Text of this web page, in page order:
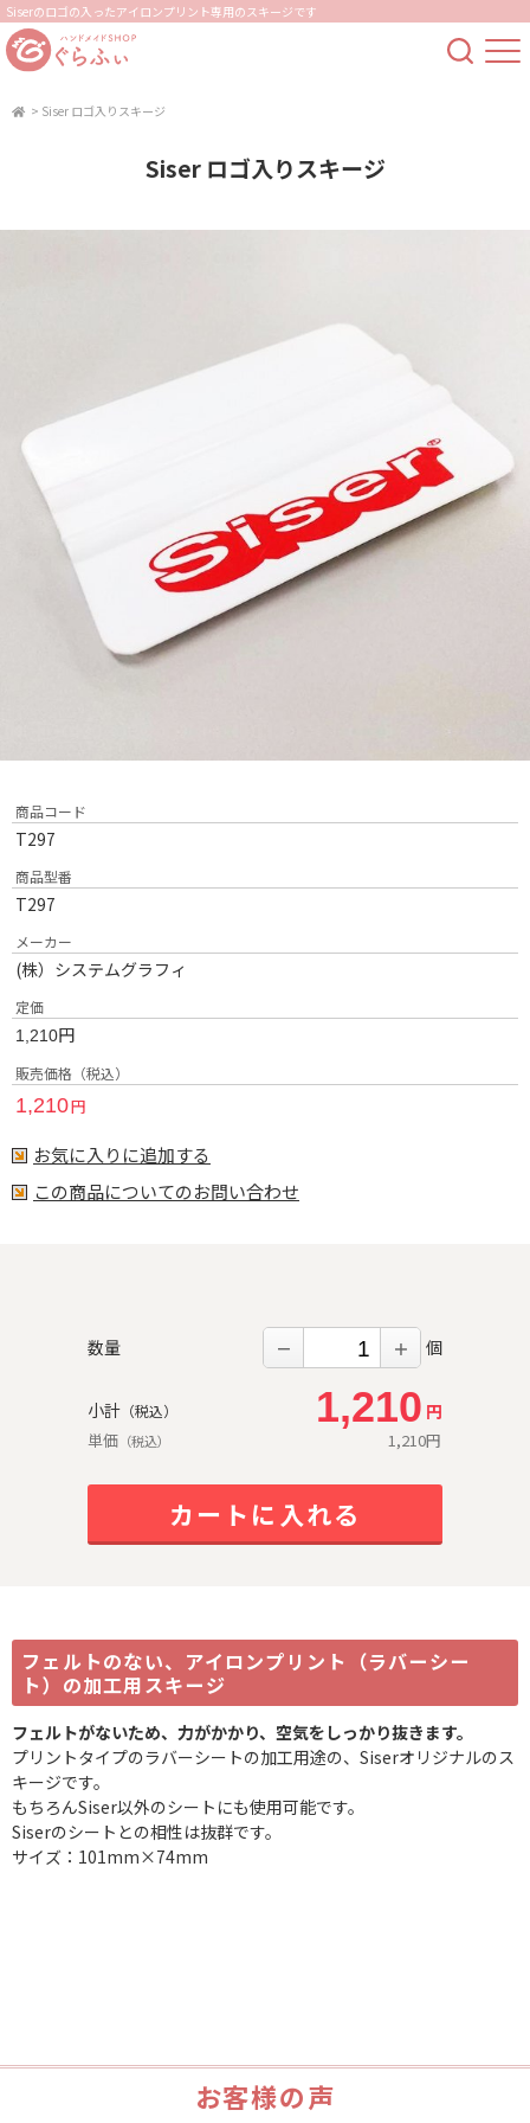
Siserのロゴの入ったアイロンプリント専用のスキージです
> Siser ロゴ入りスキージ
Siser ロゴ入りスキージ
フェルトのない、アイロンプリント（ラバーシー
ト）の加工用スキージ
フェルトがないため、力がかかり、空気をしっかり抜きます。
プリントタイプのラバーシートの加工用途の、Siserオリジナルのス
キージです。
もちろんSiser以外のシートにも使用可能です。
Siserのシートとの相性は抜群です。
サイズ：101mm×74mm
商品コード
T297
商品型番
T297
メーカー
(株）システムグラフィ
定価
1,210円
販売価格（税込）
1,210円
お気に入りに追加する
この商品についてのお問い合わせ
数量 － ＋ 個
小計 （税込） 1,210 円
単価 （税込） 1,210円
カートに入れる
お客様の声